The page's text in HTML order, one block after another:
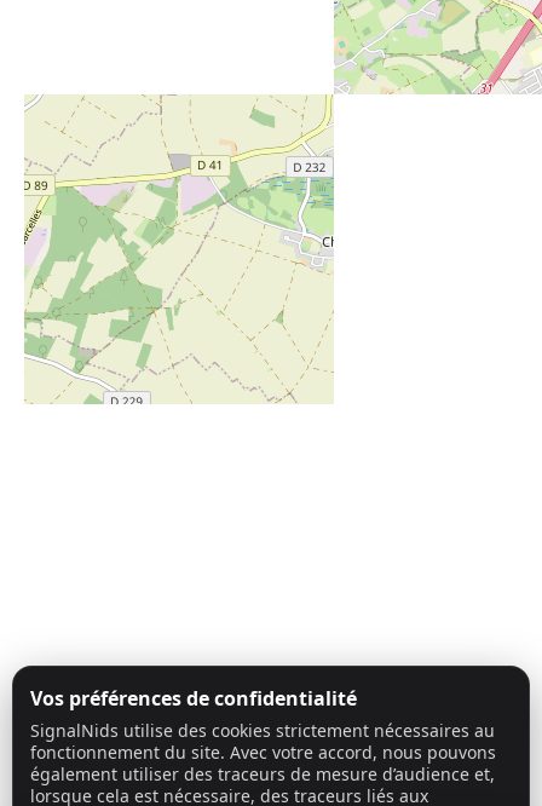
Vos préférences de confidentialité
SignalNids utilise des cookies strictement nécessaires au
fonctionnement du site. Avec votre accord, nous pouvons
également utiliser des traceurs de mesure d’audience et,
lorsque cela est nécessaire, des traceurs liés aux